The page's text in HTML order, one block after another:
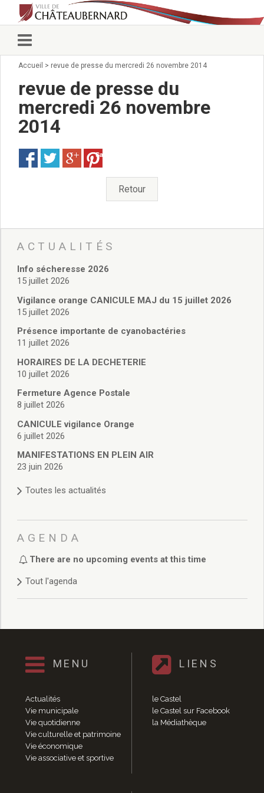
Vie municipale
Conseillers municipaux
Commissions 2026
Services municipaux
Organigramme
Pour venir nous voir
État civil/élections/formalités
Affaires Scolaires
Vie associative
Police Municipale/règlementation
Services en ligne
Inscriptions sur les listes électorales
Plan Local d’Urbanisme intercommunal
Actes d’état civil
Budgets
Budget de Fonctionnement
Budget d’Investissement
Conseils municipaux
Règlement du conseil municipal
Déliberations 2026
Délibérations 2024
Délibérations 2022
Délibérations 2021
Délibérations 2019
Délibérations 2018
Délibérations 2012
Délibérations 2009
Délibérations 2008
Agenda réunions publiques
Marchés publics
Toutes les actualités
Accueil > revue de presse du mercredi 26 novembre 2014
revue de presse du
mercredi 26 novembre
2014
Save
Retour
ACTUALITÉS
Info sécheresse 2026
15 juillet 2026
Vigilance orange CANICULE MAJ du 15 juillet 2026
15 juillet 2026
Présence importante de cyanobactéries
11 juillet 2026
HORAIRES DE LA DECHETERIE
10 juillet 2026
Fermeture Agence Postale
8 juillet 2026
CANICULE vigilance Orange
6 juillet 2026
MANIFESTATIONS EN PLEIN AIR
23 juin 2026
Toutes les actualités
AGENDA
There are no upcoming events at this time
Tout l'agenda
MENU
Actualités
Vie municipale
Vie quotidienne
Vie culturelle et patrimoine
Vie économique
Vie associative et sportive
LIENS
le Castel
le Castel sur Facebook
la Médiathèque